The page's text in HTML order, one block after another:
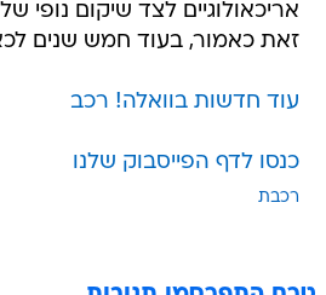
זאת כאמור, בעוד חמש שנים
עוד חדשות בוואלה! רכב
כנסו לדף הפייסבוק שלנו
רכבת